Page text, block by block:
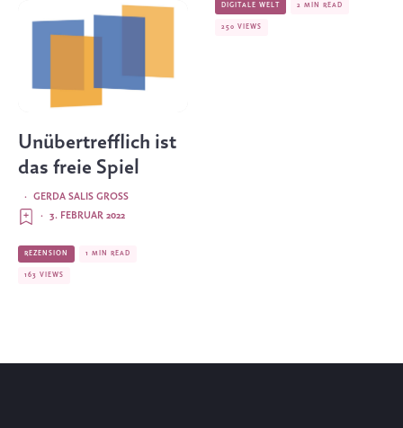
Unübertrefflich ist
das freie Spiel
GERDA SALIS GROSS
·
3. FEBRUAR 2022
·
REZENSION 1 MIN READ
163 VIEWS
DIGITALE WELT 2 MIN READ
250 VIEWS